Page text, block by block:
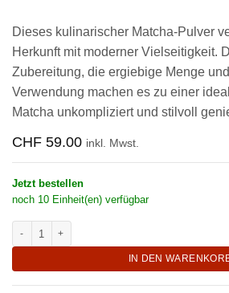
Dieses kulinarischer Matcha-Pulver
Herkunft mit moderner Vielseitigkeit.
Zubereitung, die ergiebige Menge
Verwendung machen es zu einer
Matcha unkompliziert und stilvoll
CHF 59.00 inkl. Mwst.
Jetzt bestellen
noch 10 Einheit(en) verfügbar
IN DEN